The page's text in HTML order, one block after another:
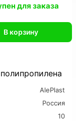
AlePlast
Россия
10
для заказа
В корзину